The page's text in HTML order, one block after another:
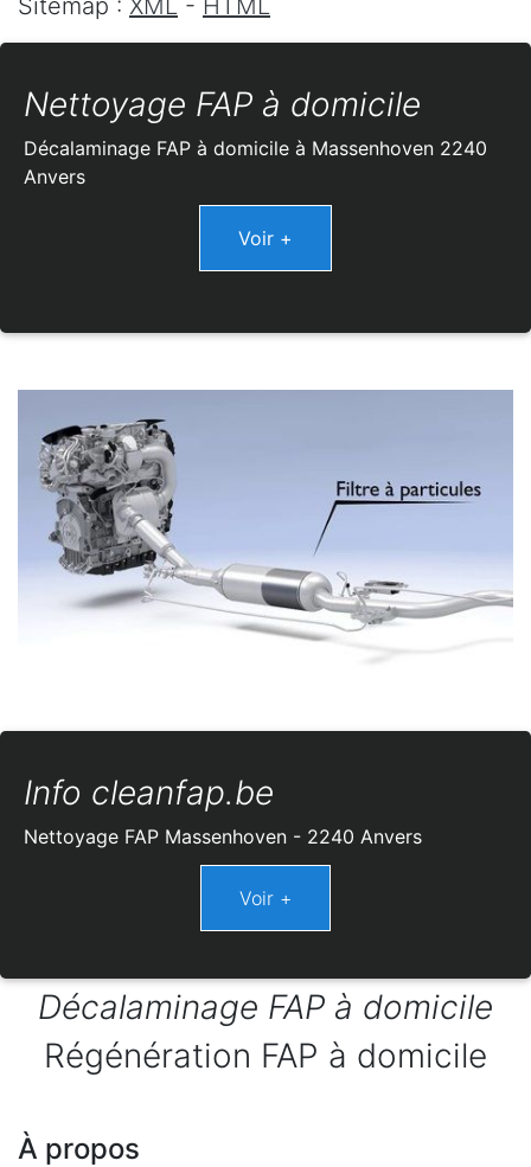
Sitemap : XML - HTML
Nettoyage FAP à domicile
Décalaminage FAP à domicile à Massenhoven 2240
Anvers
Voir +
Info cleanfap.be
Nettoyage FAP Massenhoven - 2240 Anvers
Décalaminage FAP à domicile
Régénération FAP à domicile
À propos